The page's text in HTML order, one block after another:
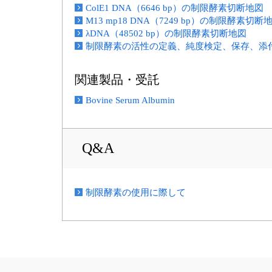
ColE1 DNA（6646 bp）の制限酵素切断地図
M13 mp18 DNA（7249 bp）の制限酵素切断
λDNA（48502 bp）の制限酵素切断地図
制限酵素の活性の定義、純度検定、保存、添
関連製品・受託
Bovine Serum Albumin
Q&A
制限酵素の使用に際して